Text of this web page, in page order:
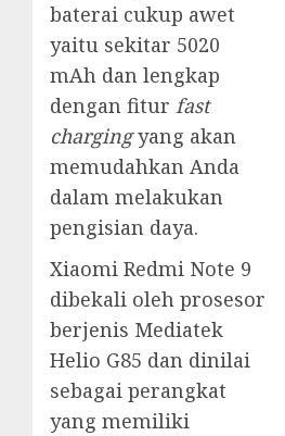
baterai cukup awet
yaitu sekitar 5020
mAh dan lengkap
dengan fitur fast
chargingyang akan
memudahkan Anda
dalam melakukan
pengisian daya.
Xiaomi Redmi Note 9
dibekali oleh prosesor
berjenis Mediatek
Helio G85 dan dinilai
sebagai perangkat
yang memiliki